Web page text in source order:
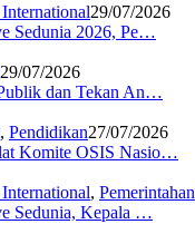
29/07/2026
Sedunia 2026, Pe…
29/07/2026
dan Tekan An…
, Pendidikan27/07/2026
Komite OSIS Nasio…
, Pemerintahan
Sedunia, Kepala …